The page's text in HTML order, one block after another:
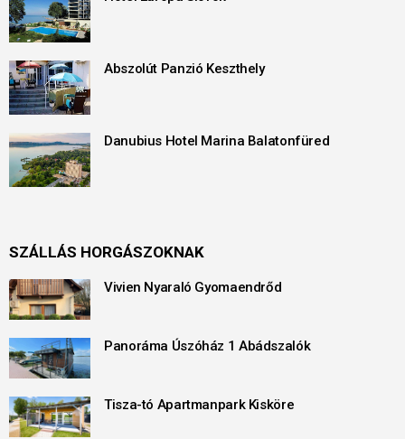
Abszolút Panzió Keszthely
Danubius Hotel Marina Balatonfüred
SZÁLLÁS HORGÁSZOKNAK
Vivien Nyaraló Gyomaendrőd
Panoráma Úszóház 1 Abádszalók
Tisza-tó Apartmanpark Kisköre